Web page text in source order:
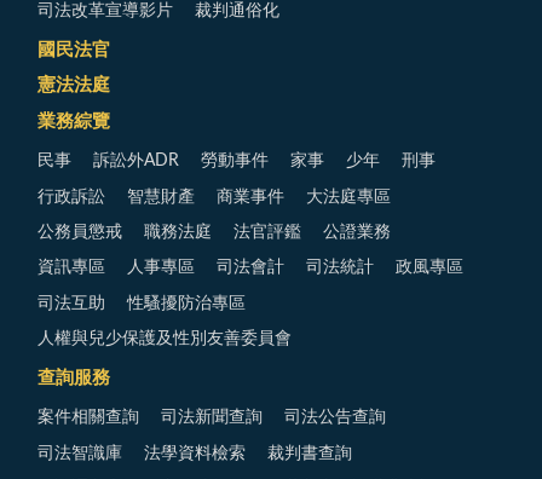
司法改革宣導影片 裁判通俗化
國民法官
憲法法庭
業務綜覽
民事 訴訟外ADR 勞動事件 家事 少年 刑事
行政訴訟 智慧財產 商業事件 大法庭專區
公務員懲戒 職務法庭 法官評鑑 公證業務
資訊專區 人事專區 司法會計 司法統計 政風專區
司法互助 性騷擾防治專區
人權與兒少保護及性別友善委員會
查詢服務
案件相關查詢 司法新聞查詢 司法公告查詢
司法智識庫 法學資料檢索 裁判書查詢